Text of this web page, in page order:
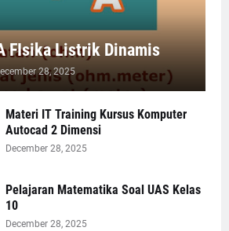
FIsika Listrik Dinamis
28, 2025
Materi IT Training Kursus Komputer
Autocad 2 Dimensi
December 28, 2025
Pelajaran Matematika Soal UAS Kelas
10
December 28, 2025